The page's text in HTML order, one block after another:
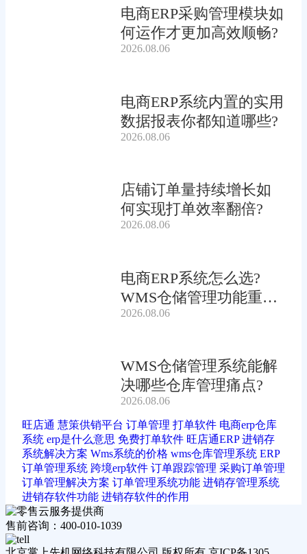
电商ERP采购管理模块如
何运作才更加高效顺畅?
2026.08.06
电商ERP系统内置的实用
数据报表你都知道哪些?
2026.08.06
店铺订单量持续增长如
何实现打单效率翻倍?
2026.08.06
电商ERP系统怎么选?
WMS仓储管理功能重要
吗?
2026.08.06
WMS仓储管理系统能解
决哪些仓库管理痛点?
2026.08.06
旺店通 慧策供销平台 订单管理 打单软件 电商erp仓库
系统 erp是什么意思 免费打单软件 旺店通ERP 进销存
系统解决方案 Wms系统的价格 wms仓库管理系统 ERP
订单管理系统 跨境erp软件 订单跟踪管理 采购订单管理
订单管理解决方案 订单管理系统功能 进销存管理系统
进销存软件功能 进销存软件的作用
售前咨询：400-010-1039